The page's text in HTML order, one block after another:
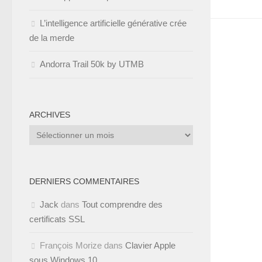
L’intelligence artificielle générative crée
de la merde
Andorra Trail 50k by UTMB
ARCHIVES
Archives
DERNIERS COMMENTAIRES
Jack dans Tout comprendre des
certificats SSL
François Morize dans Clavier Apple
sous Windows 10